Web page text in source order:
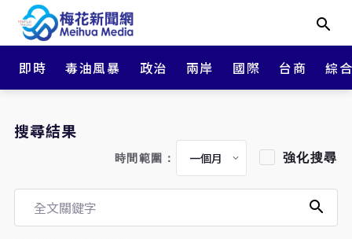
即時 毒油風暴 政治 兩岸 國際 台商 綜
搜尋結果
時間範圍： 強化搜尋